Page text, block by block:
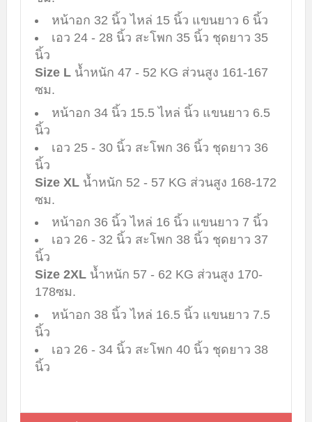
หน้าอก 32 นิ้ว ไหล่ 15 นิ้ว แขนยาว 6 นิ้ว
เอว 24 - 28 นิ้ว สะโพก 35 นิ้ว ชุดยาว 35
นิ้ว
Size L น้ำหนัก 47 - 52 KG ส่วนสูง 161-167
ซม.
หน้าอก 34 นิ้ว 15.5 ไหล่ นิ้ว แขนยาว 6.5
นิ้ว
เอว 25 - 30 นิ้ว สะโพก 36 นิ้ว ชุดยาว 36
นิ้ว
Size XL น้ำหนัก 52 - 57 KG ส่วนสูง 168-172
ซม.
หน้าอก 36 นิ้ว ไหล่ 16 นิ้ว แขนยาว 7 นิ้ว
เอว 26 - 32 นิ้ว สะโพก 38 นิ้ว ชุดยาว 37
นิ้ว
Size 2XL น้ำหนัก 57 - 62 KG ส่วนสูง 170-
178ซม.​
หน้าอก 38 นิ้ว ไหล่ 16.5 นิ้ว แขนยาว 7.5
นิ้ว
เอว 26 - 34 นิ้ว สะโพก 40 นิ้ว ชุดยาว 38
นิ้ว